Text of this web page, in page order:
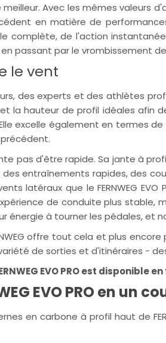
Avec les mêmes valeurs
en matière de
complète, de l'action
passant par le vrombissement
le vent
des experts et des athlètes
la hauteur de profil idéales afin
excelle également en termes
pas d'être rapide. Sa jante
entraînements rapides, des
latéraux que le FERNWEG
de conduite plus
énergie à tourner les pédales, et
offre tout cela et plus
de sorties et d'itinéraires -
EVO PRO est disponible
EVO PRO en un
en carbone à profil haut de